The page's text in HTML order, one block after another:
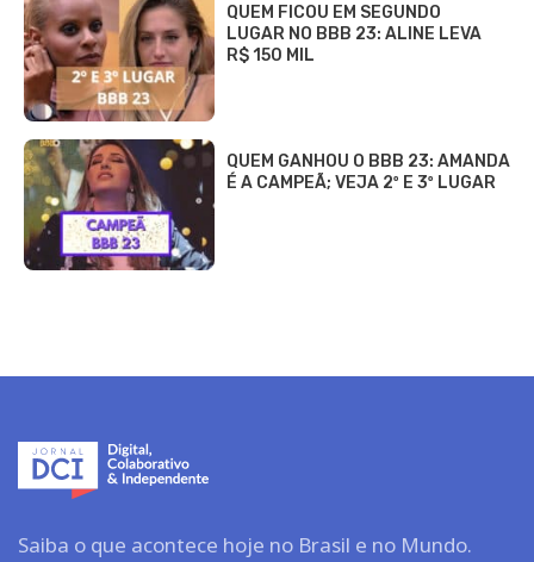
QUEM FICOU EM SEGUNDO
LUGAR NO BBB 23: ALINE LEVA
R$ 150 MIL
QUEM GANHOU O BBB 23: AMANDA
É A CAMPEÃ; VEJA 2º E 3º LUGAR
Saiba o que acontece hoje no Brasil e no Mundo.